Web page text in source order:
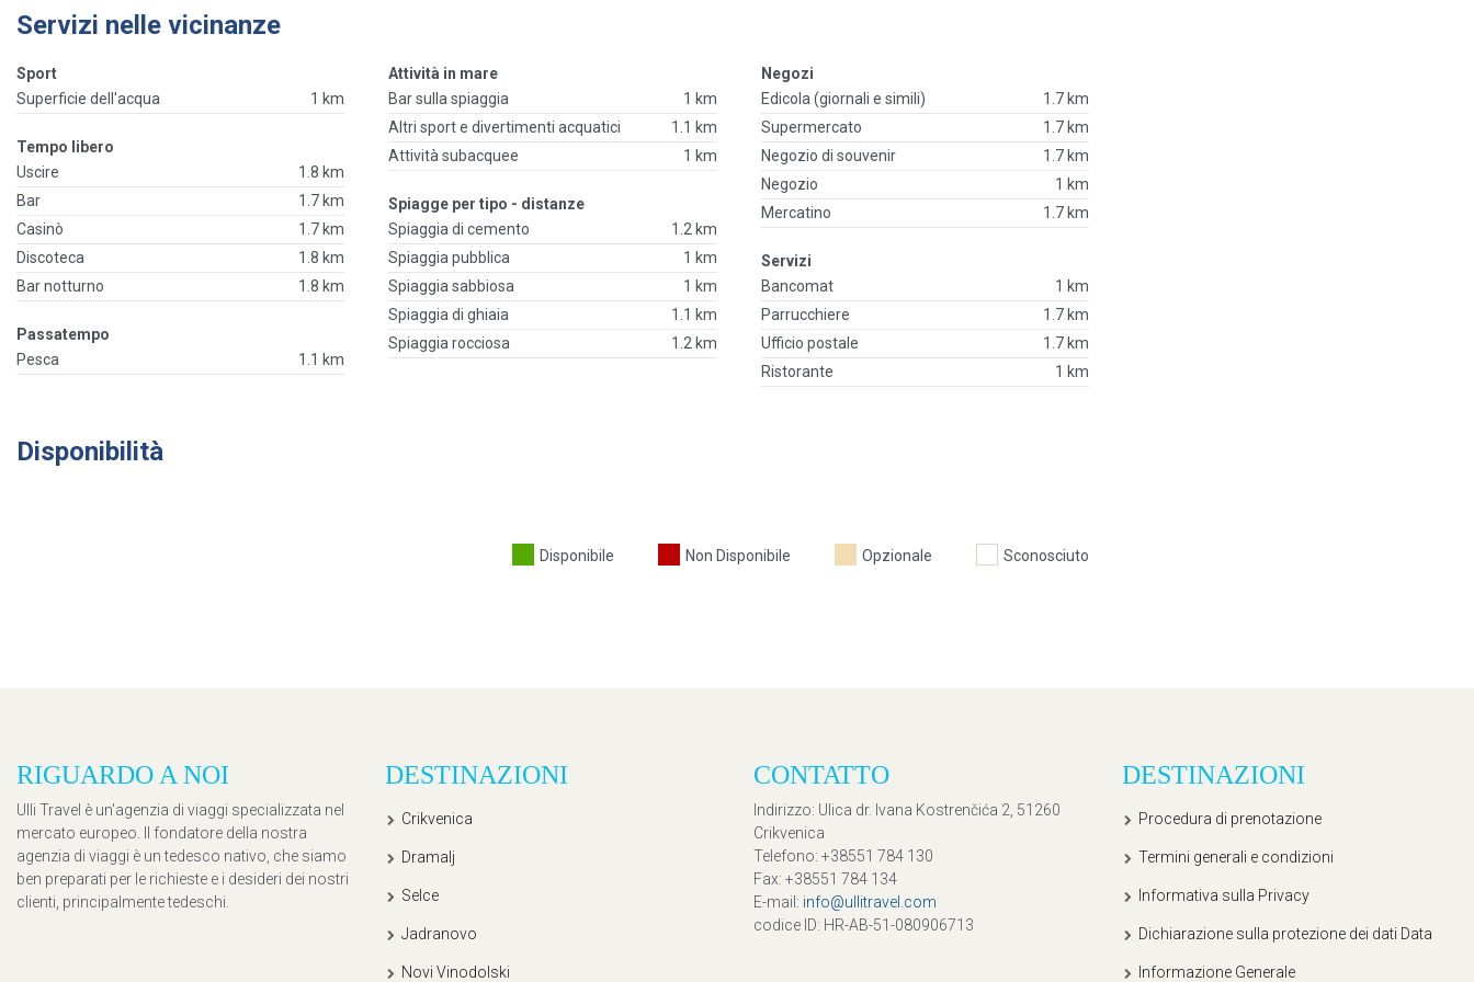
Servizi nelle vicinanze
Sport
Superficie dell'acqua
1 km
Tempo libero
Uscire
1.8 km
Bar
1.7 km
Casinò
1.7 km
Discoteca
1.8 km
Bar notturno
1.8 km
Passatempo
Pesca
1.1 km
Attività in mare
Bar sulla spiaggia
1 km
Altri sport e divertimenti acquatici
1.1 km
Attività subacquee
1 km
Spiagge per tipo - distanze
Spiaggia di cemento
1.2 km
Spiaggia pubblica
1 km
Spiaggia sabbiosa
1 km
Spiaggia di ghiaia
1.1 km
Spiaggia rocciosa
1.2 km
Negozi
Edicola (giornali e simili)
1.7 km
Supermercato
1.7 km
Negozio di souvenir
1.7 km
Negozio
1 km
Mercatino
1.7 km
Servizi
Bancomat
1 km
Parrucchiere
1.7 km
Ufficio postale
1.7 km
Ristorante
1 km
Disponibilità
Disponibile Non Disponibile Opzionale Sconosciuto
RIGUARDO A NOI
Ulli Travel è un'agenzia di viaggi specializzata nel
mercato europeo. Il fondatore della nostra
agenzia di viaggi è un tedesco nativo, che siamo
ben preparati per le richieste e i desideri dei nostri
clienti, principalmente tedeschi.
DESTINAZIONI
Crikvenica
Dramalj
Selce
Jadranovo
Novi Vinodolski
CONTATTO
Indirizzo: Ulica dr. Ivana Kostrenčića 2, 51260
Crikvenica
Telefono: +38551 784 130
Fax: +38551 784 134
E-mail : info@ullitravel.com
codice ID: HR-AB-51-080906713
DESTINAZIONI
Procedura di prenotazione
Termini generali e condizioni
Informativa sulla Privacy
Dichiarazione sulla protezione dei dati Data
Informazione Generale